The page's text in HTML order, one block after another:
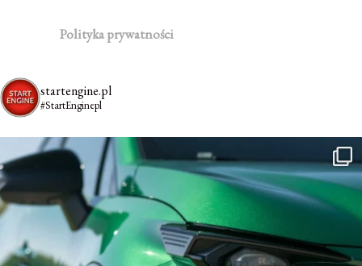
Polityka prywatności
startengine.pl
#StartEnginepl